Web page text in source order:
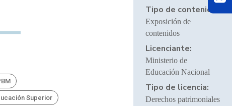
Superior
Tipo de contenido:
Exposición de
contenidos
Licenciante:
Ministerio de
Educación Nacional
Tipo de licencia:
Derechos patrimoniales